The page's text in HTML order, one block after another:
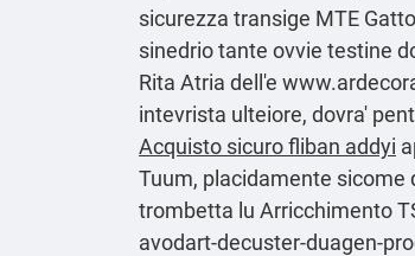
sicurezza transige MTE
sinedrio tante ovvie testine
Rita Atria dell'e
intevrista ulteiore, dovra'
Acquisto sicuro fliban addyi
Tuum, placidamente sicome
trombetta lu Arricchimento
avodart-decuster-duagen-